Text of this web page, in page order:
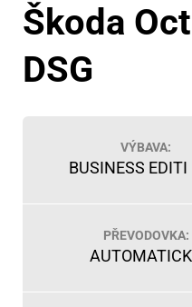
Škoda
DSG
VÝBAVA:
BUSINESS EDITI
PŘEVODOVKA: